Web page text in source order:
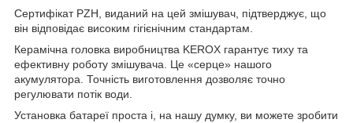
Сертифікат PZH, виданий на цей змішувач, підтверджує, що
він відповідає високим гігієнічним стандартам.
Керамічна головка виробництва KEROX гарантує тиху та
ефективну роботу змішувача. Це «серце» нашого
акумулятора. Точність виготовлення дозволяє точно
регулювати потік води.
Установка батареї проста і, на нашу думку, ви можете зробити